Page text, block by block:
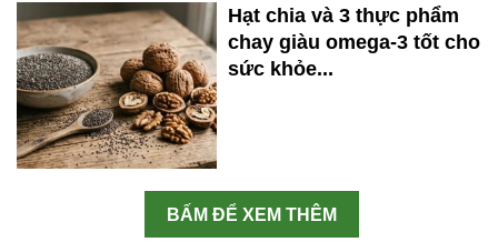
Hạt chia và 3 thực phẩm
chay giàu omega-3 tốt cho
sức khỏe...
BẤM ĐỂ XEM THÊM